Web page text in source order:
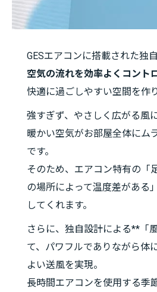
GESエアコンに搭載された独自
空気の流れを効率よくコント
快適に過ごしやすい空間を作
強すぎず、やさしく広がる風
暖かい空気がお部屋全体にム
です。
そのため、エアコン特有の「
の場所によって温度差がある
してくれます。
さらに、独自設計による**「
て、パワフルでありながら体
よい送風を実現。
長時間エアコンを使用する季